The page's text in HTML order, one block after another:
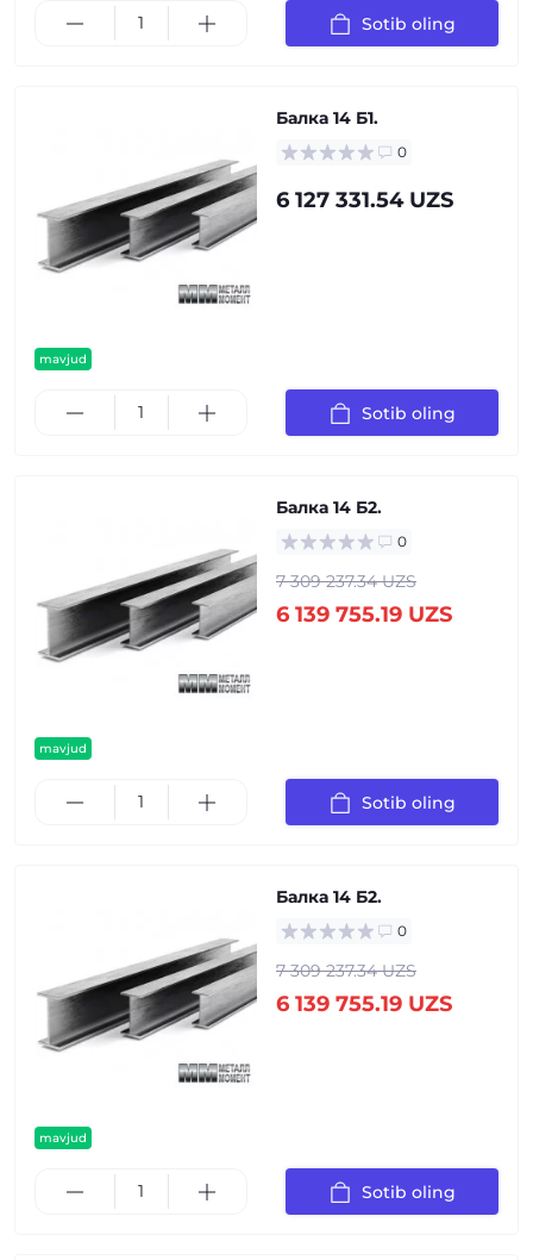
Sotib oling
mavjud
Балка 14 Б1.
0
6 127 331.54 UZS
Sotib oling
mavjud
Балка 14 Б2.
0
7 309 237.34 UZS
6 139 755.19 UZS
Sotib oling
mavjud
Балка 14 Б2.
0
7 309 237.34 UZS
6 139 755.19 UZS
Sotib oling